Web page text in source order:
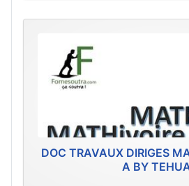
DOC TRAVAUX DIRIGES
A BY